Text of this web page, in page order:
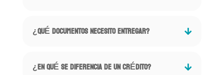
¿QUÉ DOCUMENTOS NECESITO ENTREGAR?
¿EN QUÉ SE DIFERENCIA DE UN CRÉDITO?